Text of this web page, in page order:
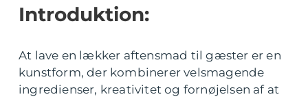
Introduktion:
At lave en lækker aftensmad til gæster er en
kunstform, der kombinerer velsmagende
ingredienser, kreativitet og fornøjelsen af at